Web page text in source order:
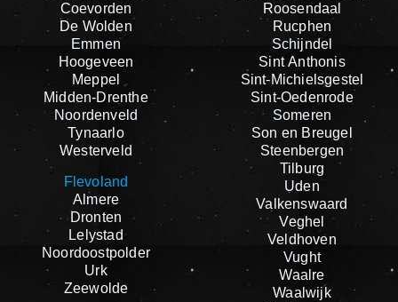
Coevorden
De Wolden
Emmen
Hoogeveen
Meppel
Midden-Drenthe
Noordenveld
Tynaarlo
Westerveld
Flevoland
Almere
Dronten
Lelystad
Noordoostpolder
Urk
Zeewolde
Roosendaal
Rucphen
Schijndel
Sint Anthonis
Sint-Michielsgestel
Sint-Oedenrode
Someren
Son en Breugel
Steenbergen
Tilburg
Uden
Valkenswaard
Veghel
Veldhoven
Vught
Waalre
Waalwijk